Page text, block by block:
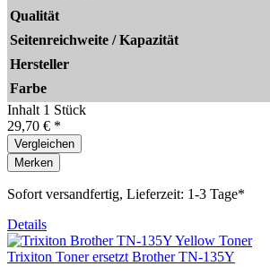
Qualität
Seitenreichweite / Kapazität
Hersteller
Farbe
Inhalt 1 Stück
29,70 € *
Vergleichen
Merken
Sofort versandfertig, Lieferzeit: 1-3 Tage*
Details
Trixiton Toner ersetzt Brother TN-135Y